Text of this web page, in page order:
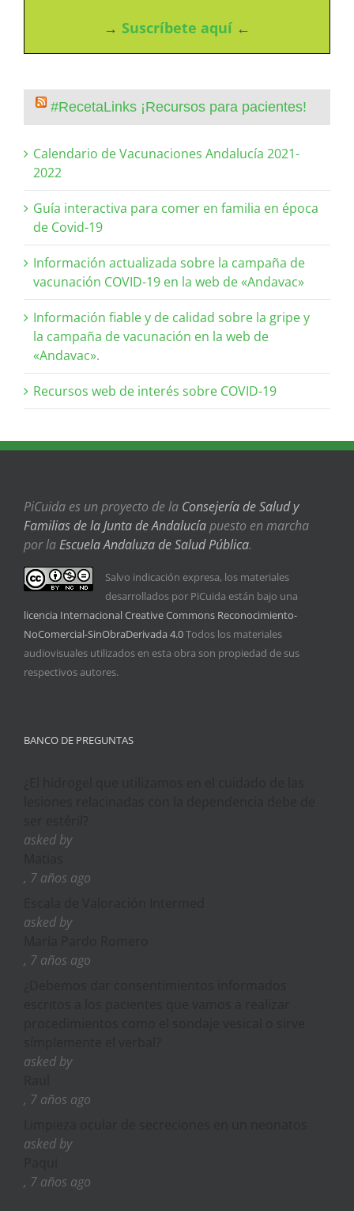
→ Suscríbete aquí ←
#RecetaLinks ¡Recursos para pacientes!
Calendario de Vacunaciones Andalucía 2021-
2022
Guía interactiva para comer en familia en época
de Covid-19
Información actualizada sobre la campaña de
vacunación COVID-19 en la web de «Andavac»
Información fiable y de calidad sobre la gripe y
la campaña de vacunación en la web de
«Andavac».
Recursos web de interés sobre COVID-19
PiCuida es un proyecto de la Consejería de Salud y
Familias de la Junta de Andalucíapuesto en marcha
por laEscuela Andaluza de Salud Pública.
Salvo indicación expresa, los materiales
desarrollados por PiCuida están bajo una
licencia Internacional Creative Commons Reconocimiento-
NoComercial-SinObraDerivada 4.0Todos los materiales
audiovisuales utilizados en esta obra son propiedad de sus
respectivos autores.
BANCO DE PREGUNTAS
asked by
, 7 años ago
asked by
, 7 años ago
asked by
, 7 años ago
asked by
, 7 años ago